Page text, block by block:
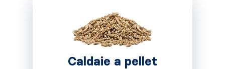
Caldaie a pellet